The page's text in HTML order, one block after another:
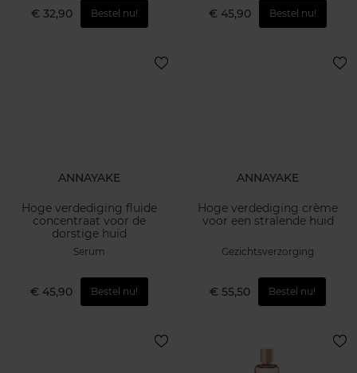
€ 32,90 Bestel nu! € 45,90 Bestel nu!
ANNAYAKE
Hoge verdediging fluide
concentraat voor de
dorstige huid
Serum
€ 45,90 Bestel nu!
ANNAYAKE
Hoge verdediging crème
voor een stralende huid
Gezichtsverzorging
€ 55,50 Bestel nu!